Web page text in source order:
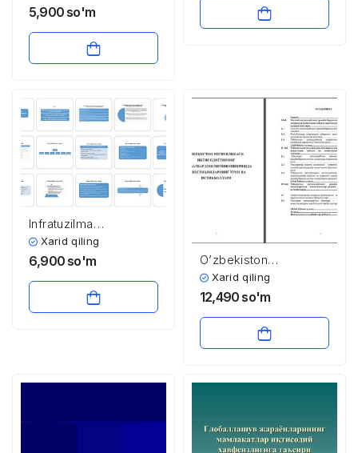
metodologiyasi
raqobatbardoshlikning
asosiy omillari
5,900 so'm
Infratuzilma
shakllanishining xorij
tajribalari
Xarid qiling
6,900 so'm
O’zbekiston
Respublikasi
iqtisodiyotining
oshirishda
investitsiyalarning o’rni
Xarid qiling
12,490 so'm